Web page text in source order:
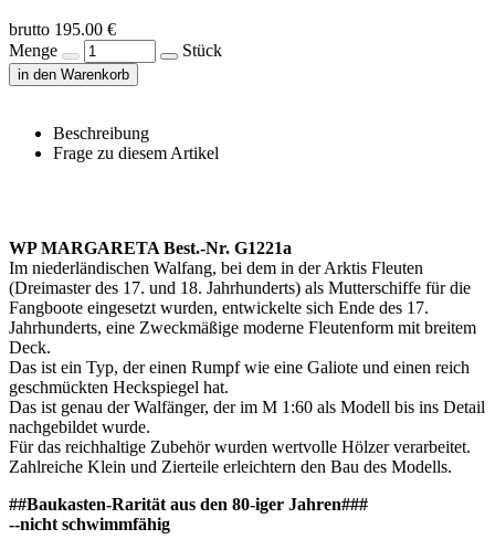
brutto 195.00 €
Menge
Stück
in den Warenkorb
Beschreibung
Frage zu diesem Artikel
WP MARGARETA Best.-Nr. G1221a
Im niederländischen Walfang, bei dem in der Arktis Fleuten
(Dreimaster des 17. und 18. Jahrhunderts) als Mutterschiffe für die
Fangboote eingesetzt wurden, entwickelte sich Ende des 17.
Jahrhunderts, eine Zweckmäßige moderne Fleutenform mit breitem
Deck.
Das ist ein Typ, der einen Rumpf wie eine Galiote und einen reich
geschmückten Heckspiegel hat.
Das ist genau der Walfänger, der im M 1:60 als Modell bis ins Detail
nachgebildet wurde.
Für das reichhaltige Zubehör wurden wertvolle Hölzer verarbeitet.
Zahlreiche Klein und Zierteile erleichtern den Bau des Modells.
##Baukasten-Rarität aus den 80-iger Jahren###
--nicht schwimmfähig